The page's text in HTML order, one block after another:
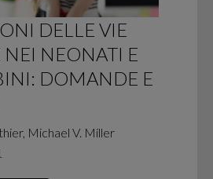
DELLE VIE
NEI NEONATI E
DOMANDE E
Michael V. Miller